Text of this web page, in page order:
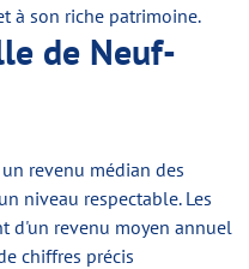
à son riche patrimoine.
de Neuf-
revenu médian des
niveau respectable. Les
d'un revenu moyen annuel
chiffres précis